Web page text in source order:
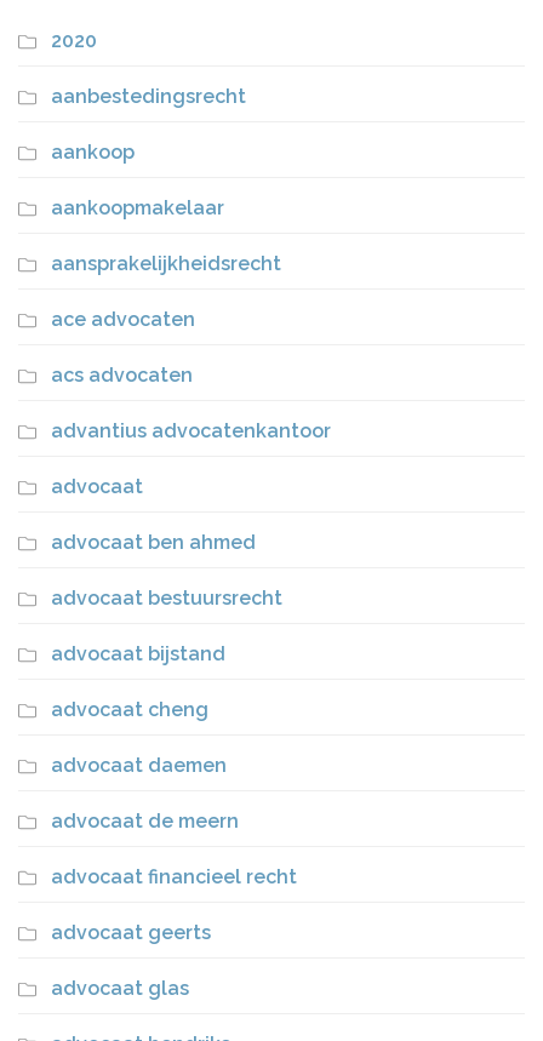
2020
aanbestedingsrecht
aankoop
aankoopmakelaar
aansprakelijkheidsrecht
ace advocaten
acs advocaten
advantius advocatenkantoor
advocaat
advocaat ben ahmed
advocaat bestuursrecht
advocaat bijstand
advocaat cheng
advocaat daemen
advocaat de meern
advocaat financieel recht
advocaat geerts
advocaat glas